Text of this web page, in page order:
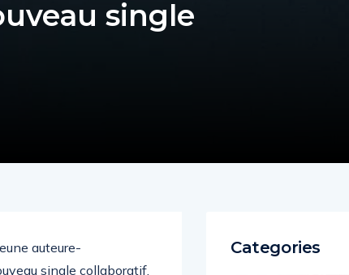
single
auteure-
single collaboratif,
Categories